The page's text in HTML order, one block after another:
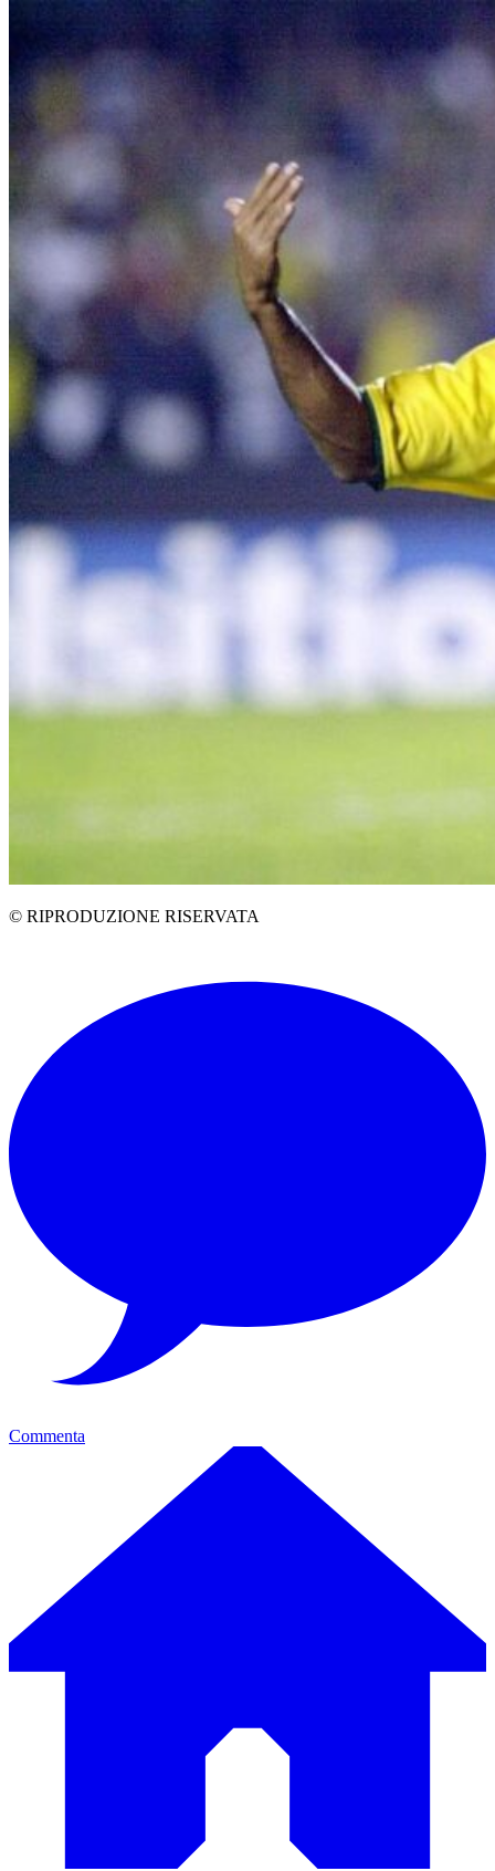
© RIPRODUZIONE RISERVATA
Commenta